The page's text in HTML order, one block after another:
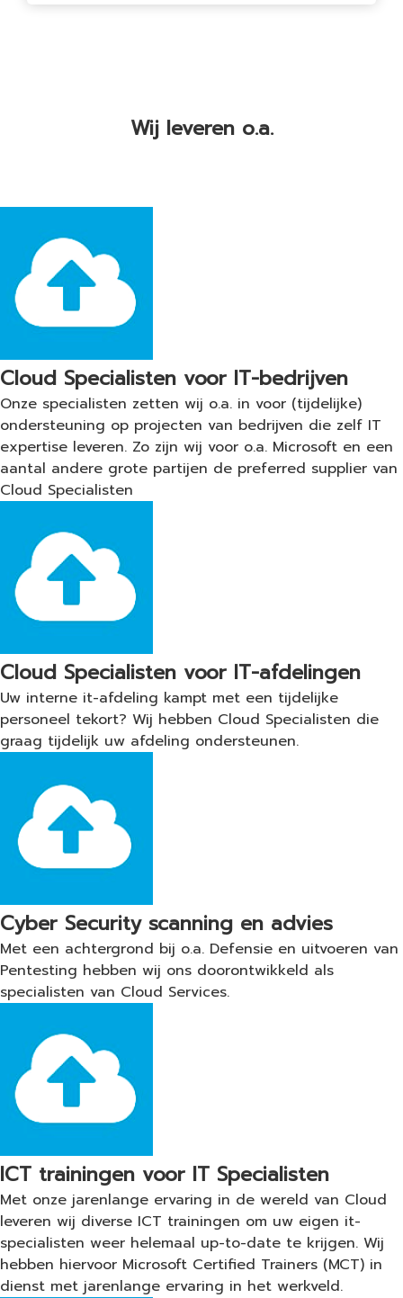
Wij leveren o.a.
Cloud Specialisten voor IT-bedrijven
Onze specialisten zetten wij o.a. in voor (tijdelijke)
ondersteuning op projecten van bedrijven die zelf IT
expertise leveren. Zo zijn wij voor o.a. Microsoft en een
aantal andere grote partijen de preferred supplier van
Cloud Specialisten
Cloud Specialisten voor IT-afdelingen
Uw interne it-afdeling kampt met een tijdelijke
personeel tekort? Wij hebben Cloud Specialisten die
graag tijdelijk uw afdeling ondersteunen.
Cyber Security scanning en advies
Met een achtergrond bij o.a. Defensie en uitvoeren van
Pentesting hebben wij ons doorontwikkeld als
specialisten van Cloud Services.
ICT trainingen voor IT Specialisten
Met onze jarenlange ervaring in de wereld van Cloud
leveren wij diverse ICT trainingen om uw eigen it-
specialisten weer helemaal up-to-date te krijgen. Wij
hebben hiervoor Microsoft Certified Trainers (MCT) in
dienst met jarenlange ervaring in het werkveld.